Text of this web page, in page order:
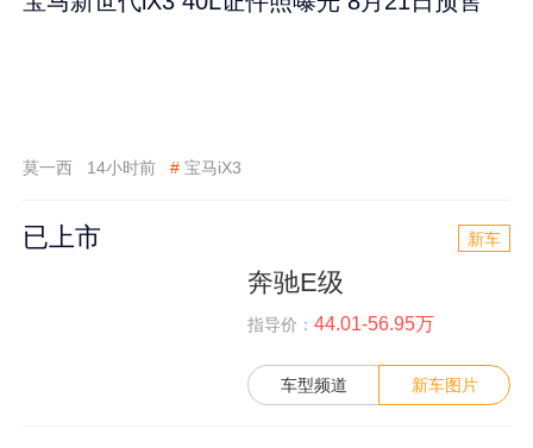
莫一西 14小时前 # 宝马iX3
已上市 新车
奔驰E级
指导价： 44.01-56.95万
车型频道 新车图片